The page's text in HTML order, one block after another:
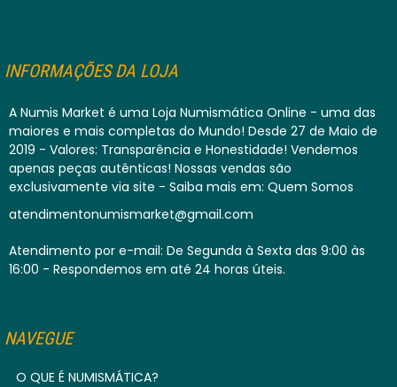
INFORMAÇÕES DA LOJA
A Numis Market é uma Loja Numismática Online - uma das
maiores e mais completas do Mundo! Desde 27 de Maio de
2019 - Valores: Transparência e Honestidade! Vendemos
apenas peças autênticas! Nossas vendas são
exclusivamente via site - Saiba mais em: Quem Somos
atendimentonumismarket@gmail.com
Atendimento por e-mail: De Segunda à Sexta das 9:00 às
16:00 - Respondemos em até 24 horas úteis.
NAVEGUE
O QUE É NUMISMÁTICA?